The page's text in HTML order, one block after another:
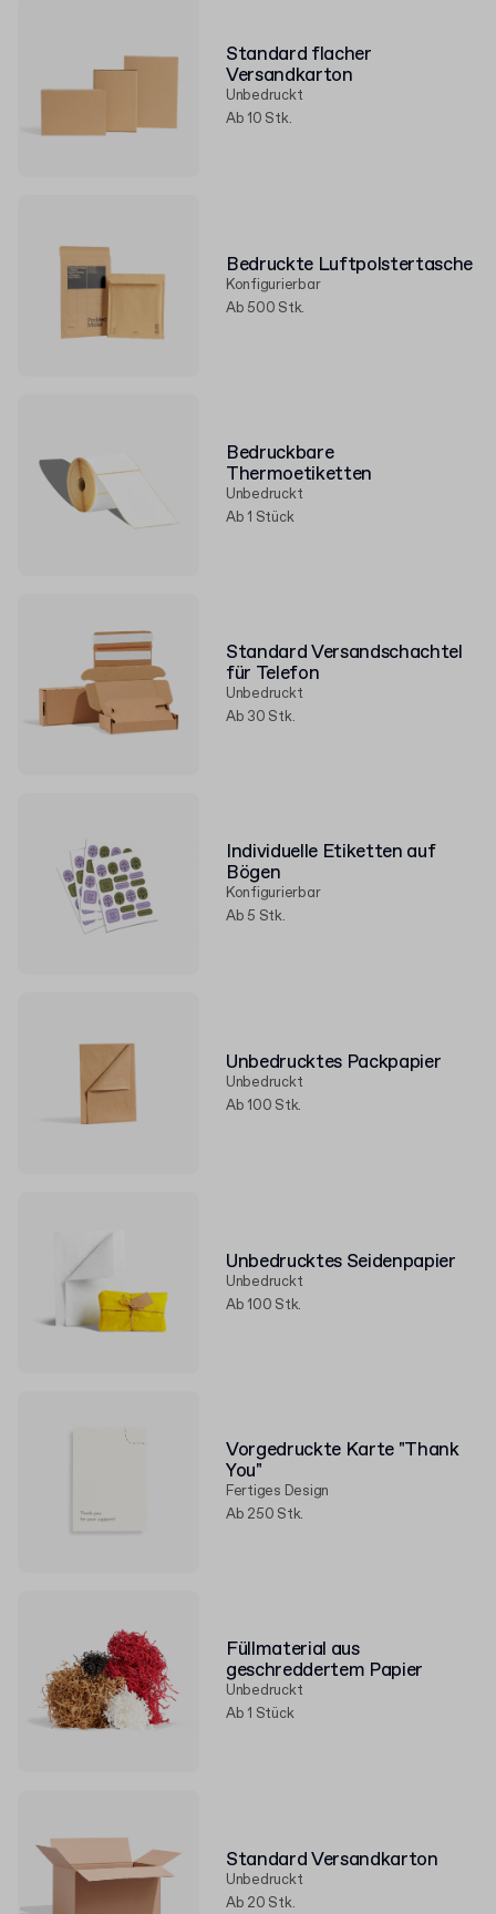
Standard flacher
Versandkarton
Unbedruckt
Ab 10 Stk.
Bedruckte Luftpolstertasche
Konfigurierbar
Ab 500 Stk.
Bedruckbare
Thermoetiketten
Unbedruckt
Ab 1 Stück
Standard Versandschachtel
für Telefon
Unbedruckt
Ab 30 Stk.
Individuelle Etiketten auf
Bögen
Konfigurierbar
Ab 5 Stk.
Unbedrucktes Packpapier
Unbedruckt
Ab 100 Stk.
Unbedrucktes Seidenpapier
Unbedruckt
Ab 100 Stk.
Vorgedruckte Karte "Thank
You"
Fertiges Design
Ab 250 Stk.
Füllmaterial aus
geschreddertem Papier
Unbedruckt
Ab 1 Stück
Standard Versandkarton
Unbedruckt
Ab 20 Stk.